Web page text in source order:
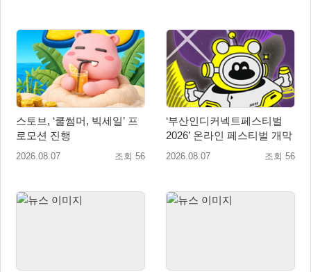
스토브, ‘쿨썸머, 빅세일’ 프
로모션 진행
2026.08.07 조회 56
‘부산인디커넥트페스티벌
2026’ 온라인 페스티벌 개막
2026.08.07 조회 56